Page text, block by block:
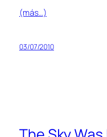
(más…)
03/07/2010